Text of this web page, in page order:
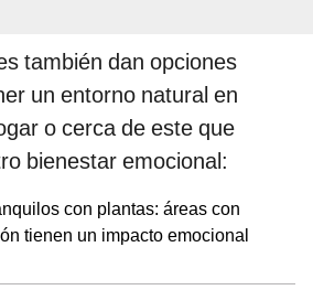
también dan opciones
un entorno natural en
o cerca de este que
bienestar emocional:
con plantas: áreas con
tienen un impacto emocional